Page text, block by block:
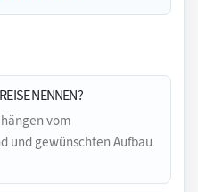
NENNEN?
vom
und gewünschten Aufbau